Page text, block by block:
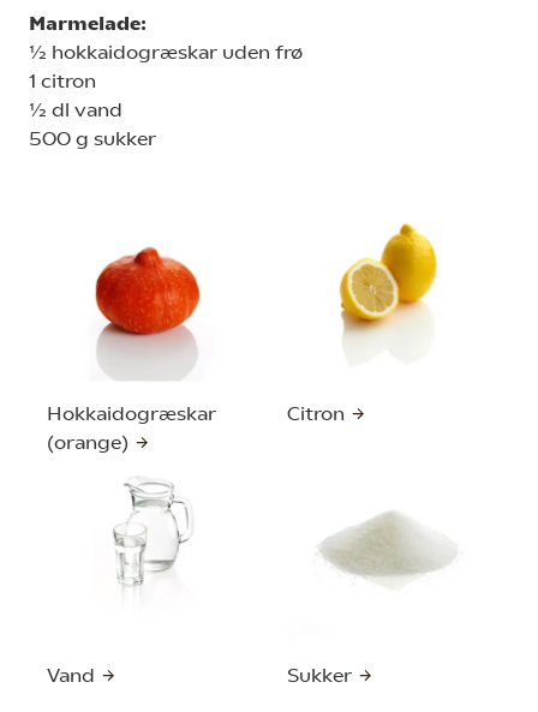
Marmelade:
½ hokkaidogræskar uden frø
1 citron
½ dl vand
500 g sukker
Hokkaidogræskar
(orange)
Citron
Vand Sukker